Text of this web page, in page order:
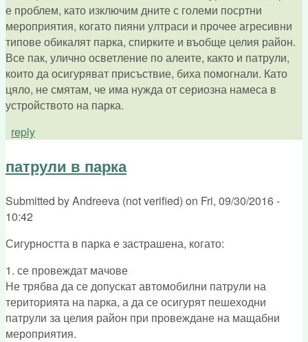
е проблем, като изключим дните с големи посртни
мероприятия, когато пияни ултраси и прочее агресивни
типове обикалят парка, спирките и въобще целия район.
Все пак, улично осветление по алеите, както и патрули,
които да осигуряват присъствие, биха помогнали. Като
цяло, не смятам, че има нужда от сериозна намеса в
устройството на парка.
reply
патрули в парка
Submitted byAndreeva (not verified) on Fri, 09/30/2016 -
10:42
Сигурността в парка е застрашена, когато:
1. се провеждат мачове
Не трябва да се допускат автомобилни патрули на
територията на парка, а да се осигурят пешеходни
патрули за целия район при провеждане на мащабни
мероприятия.